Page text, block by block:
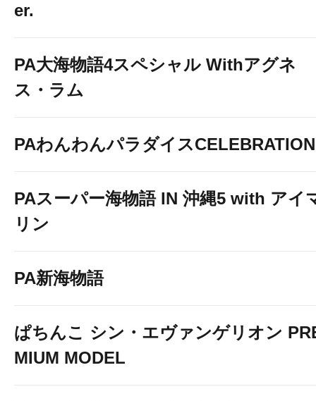
er.
PA大海物語4スペシャル Withアグネ
ス・ラム
PAわんわんパラダイスCELEBRATION
PAスーパー海物語 IN 沖縄5 with アイ
リン
PA新海物語
ぱちんこ シン・エヴァンゲリオン
MIUM MODEL